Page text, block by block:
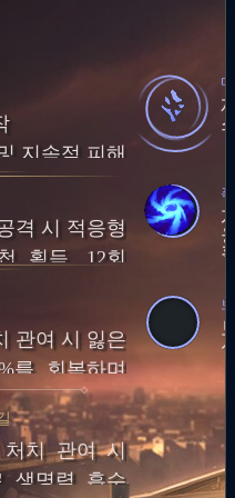
지속적 피해
격 시 적응형
획득. 12회
체력 회복
관여 시 잃은
를 회복하며
드 획득
치 관여 시
생명력 흡수